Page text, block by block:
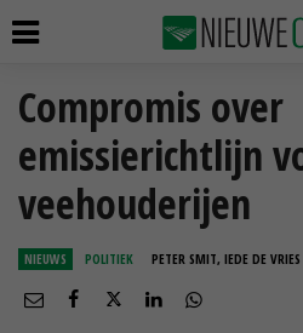
Compromis over
emissierichtlijn
veehouderijen
NIEUWS POLITIEK PETER SMIT, IEDE DE VRIES